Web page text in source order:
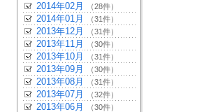
2014年02月 （28件）
2014年01月 （31件）
2013年12月 （31件）
2013年11月 （30件）
2013年10月 （31件）
2013年09月 （30件）
2013年08月 （31件）
2013年07月 （32件）
2013年06月 （30件）